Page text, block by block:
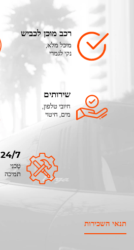
רכב מוכן לכביש
מיכל מלא,
נקי לגמרי
שירותים
חיובי טלפון,
מים, חיטוי
24/7
טֶכנִי
תמיכה
תנאי השכירות